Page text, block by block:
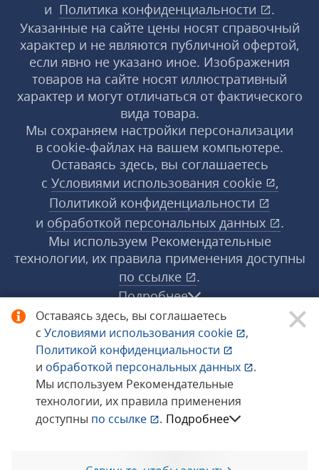
Оставаясь здесь, вы соглашаетесь
с Условиями использования cookie
,
Политикой конфиденциальности
и обработкой персональных данных
.
Мы используем Рекомендательные
технологии, их правила применения
доступны по ссылке . Подробнее
и Политика конфиденциальности
.
Указанные на сайте цены носят справочный
характер и не являются публичной офертой,
если явно не указано иное. Изображения
товаров на сайте носят иллюстративный
характер и могут отличаться от фактического
вида товара.
Мы сохраняем настройки персонализации
в cookie‑файлах на вашем компьютере.
Оставаясь здесь, вы соглашаетесь
с Условиями использования cookie
,
Политикой конфиденциальности
и обработкой персональных данных
.
Мы используем Рекомендательные
технологии, их правила применения доступны
по ссылке
.
Подробнее
© 1998−2026 «1С‑Рарус» ®. Все права
защищены.
Сообщить об ошибке